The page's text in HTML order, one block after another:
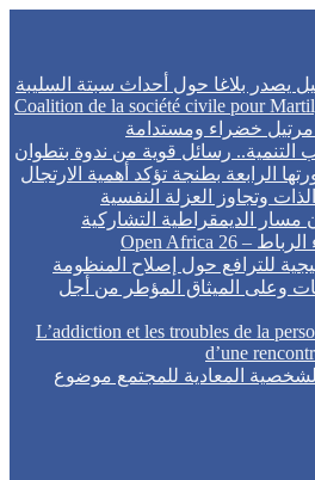
يصدر بلاغا حول أحداث سبتة السليبة
Coalition de la société civile pour
خضراء ومستدامة
التنمية.. رسائل قوية من ندوة بتطوان
الرابعة بطنجة تؤكد أهمية الارتجال
وتجاوز العزلة النفسية
الديمقراطية التشاركية
للترافع حول إصلاح المنظومة
وعلى الميثاق المؤطر من أجل
L’addiction et les troubles de la
d’une
المعادية للمجتمع موضوع